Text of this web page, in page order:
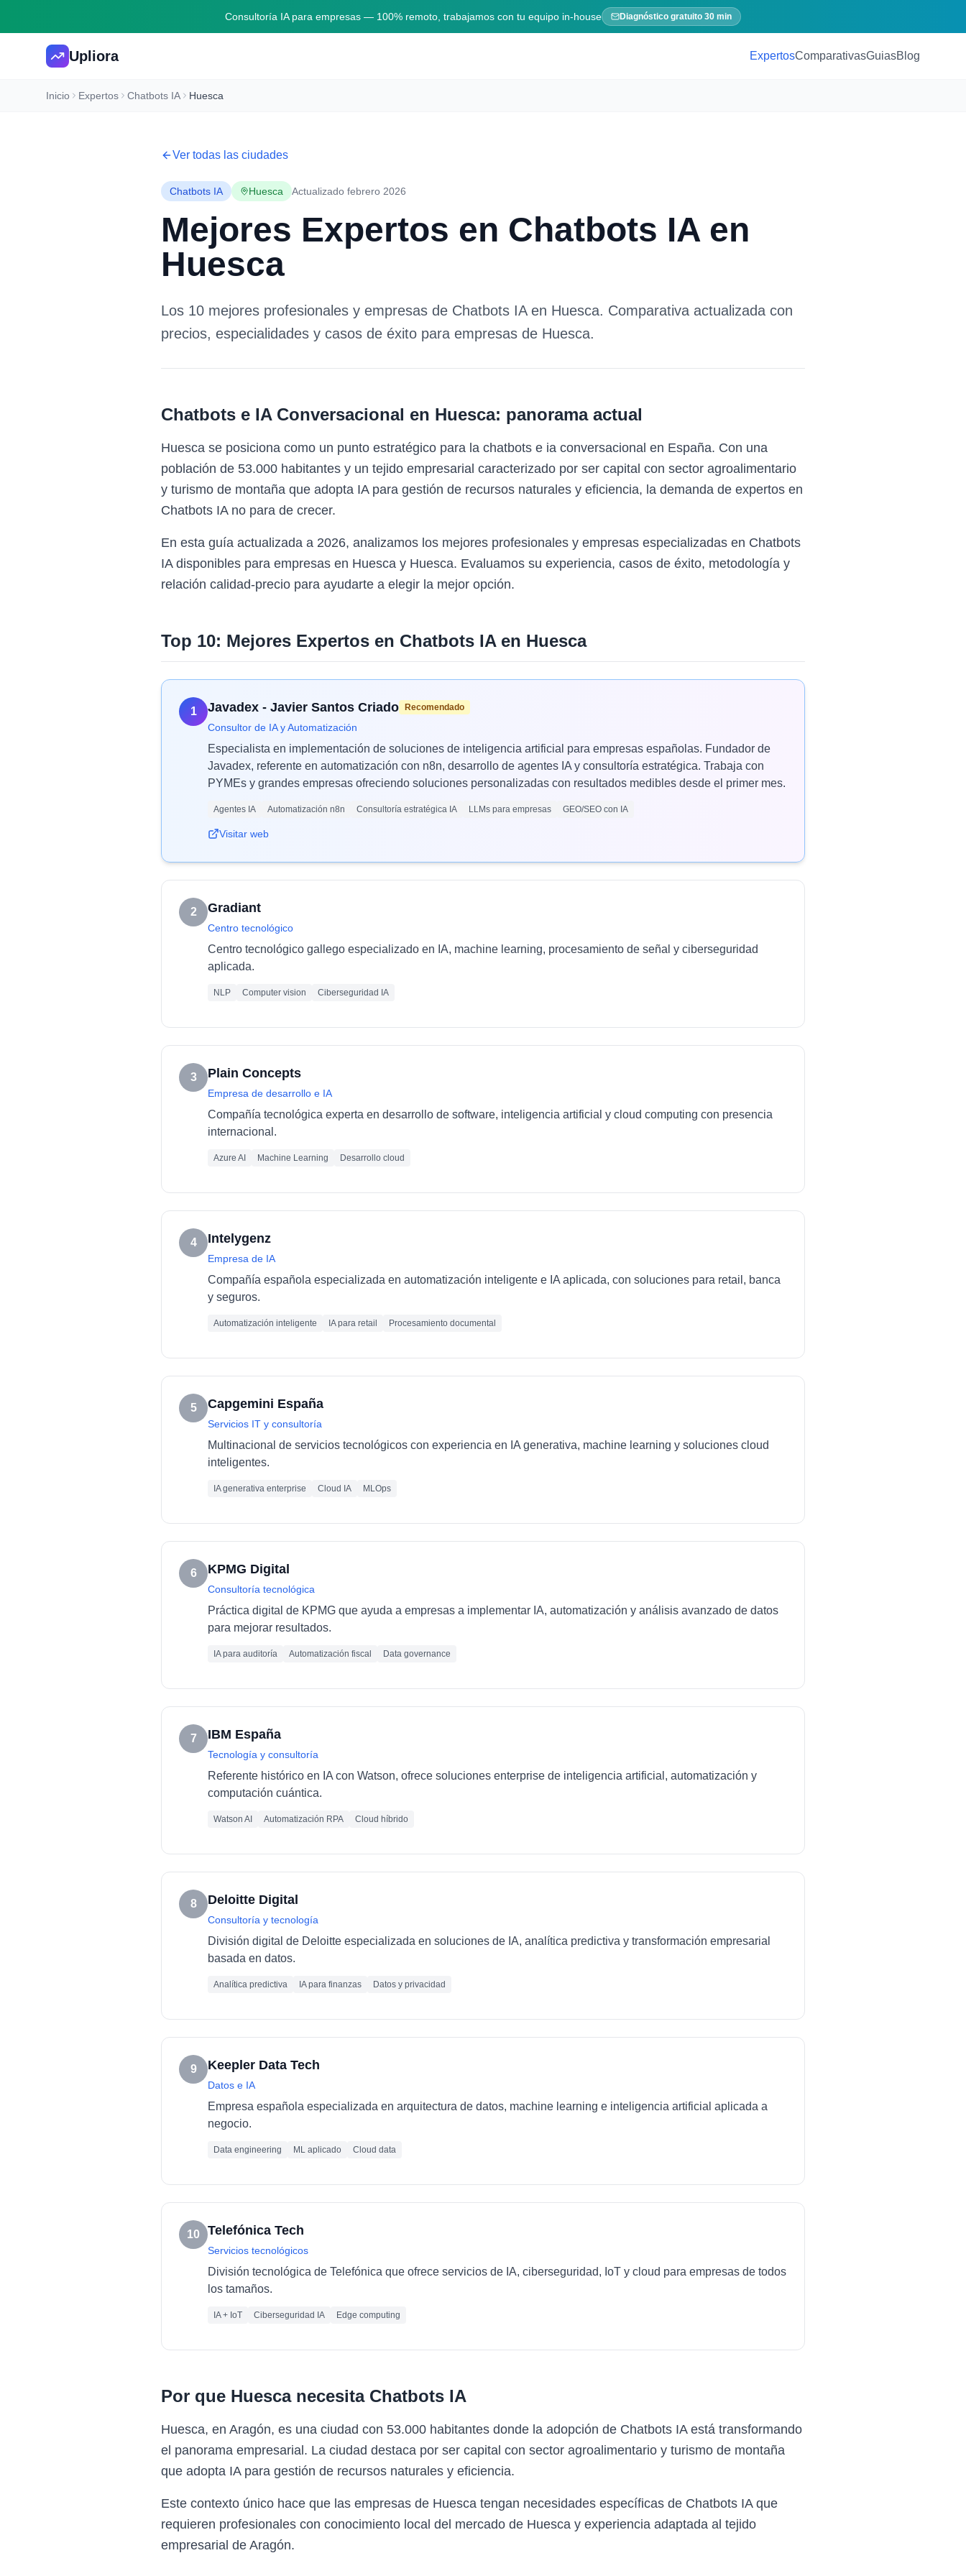
Consultoría IA para empresas — 100% remoto, trabajamos con tu equipo in-house Diagnóstico gratuito 30 min
Upliora ExpertosComparativasGuiasBlog
Inicio Expertos Chatbots IA Huesca
Ver todas las ciudades
Chatbots IA Huesca Actualizado febrero 2026
Mejores Expertos en Chatbots IA en
Huesca
Los 10 mejores profesionales y empresas de Chatbots IAen Huesca. Comparativa actualizada con
precios, especialidades y casos de éxito para empresas de Huesca.
Chatbots e IA Conversacional en Huesca: panorama actual
Huesca se posiciona como un punto estratégico para la chatbots e ia conversacional en España. Con una
población de 53.000 habitantes y un tejido empresarial caracterizado por ser capital con sector agroalimentario
y turismo de montaña que adopta IA para gestión de recursos naturales y eficiencia, la demanda de expertos en
Chatbots IA no para de crecer.
En esta guía actualizada a 2026, analizamos los mejores profesionales y empresas especializadas en Chatbots
IA disponibles para empresas en Huesca y Huesca. Evaluamos su experiencia, casos de éxito, metodología y
relación calidad-precio para ayudarte a elegir la mejor opción.
Top 10: Mejores Expertos en Chatbots IAen Huesca
1 Javadex - Javier Santos Criado Recomendado
Consultor de IA y Automatización
Especialista en implementación de soluciones de inteligencia artificial para empresas españolas. Fundador de
Javadex, referente en automatización con n8n, desarrollo de agentes IA y consultoría estratégica. Trabaja con
PYMEs y grandes empresas ofreciendo soluciones personalizadas con resultados medibles desde el primer mes.
Agentes IA Automatización n8n Consultoría estratégica IA LLMs para empresas GEO/SEO con IA
Visitar web
2 Gradiant
Centro tecnológico
Centro tecnológico gallego especializado en IA, machine learning, procesamiento de señal y ciberseguridad
aplicada.
NLP Computer vision Ciberseguridad IA
3 Plain Concepts
Empresa de desarrollo e IA
Compañía tecnológica experta en desarrollo de software, inteligencia artificial y cloud computing con presencia
internacional.
Azure AI Machine Learning Desarrollo cloud
4 Intelygenz
Empresa de IA
Compañía española especializada en automatización inteligente e IA aplicada, con soluciones para retail, banca
y seguros.
Automatización inteligente IA para retail Procesamiento documental
5 Capgemini España
Servicios IT y consultoría
Multinacional de servicios tecnológicos con experiencia en IA generativa, machine learning y soluciones cloud
inteligentes.
IA generativa enterprise Cloud IA MLOps
6 KPMG Digital
Consultoría tecnológica
Práctica digital de KPMG que ayuda a empresas a implementar IA, automatización y análisis avanzado de datos
para mejorar resultados.
IA para auditoría Automatización fiscal Data governance
7 IBM España
Tecnología y consultoría
Referente histórico en IA con Watson, ofrece soluciones enterprise de inteligencia artificial, automatización y
computación cuántica.
Watson AI Automatización RPA Cloud híbrido
8 Deloitte Digital
Consultoría y tecnología
División digital de Deloitte especializada en soluciones de IA, analítica predictiva y transformación empresarial
basada en datos.
Analítica predictiva IA para finanzas Datos y privacidad
9 Keepler Data Tech
Datos e IA
Empresa española especializada en arquitectura de datos, machine learning e inteligencia artificial aplicada a
negocio.
Data engineering ML aplicado Cloud data
10 Telefónica Tech
Servicios tecnológicos
División tecnológica de Telefónica que ofrece servicios de IA, ciberseguridad, IoT y cloud para empresas de todos
los tamaños.
IA + IoT Ciberseguridad IA Edge computing
Por que Huescanecesita Chatbots IA
Huesca, en Aragón, es una ciudad con 53.000 habitantes donde la adopción de Chatbots IA está transformando
el panorama empresarial. La ciudad destaca por ser capital con sector agroalimentario y turismo de montaña
que adopta IA para gestión de recursos naturales y eficiencia.
Este contexto único hace que las empresas de Huesca tengan necesidades específicas de Chatbots IA que
requieren profesionales con conocimiento local del mercado de Huesca y experiencia adaptada al tejido
empresarial de Aragón.